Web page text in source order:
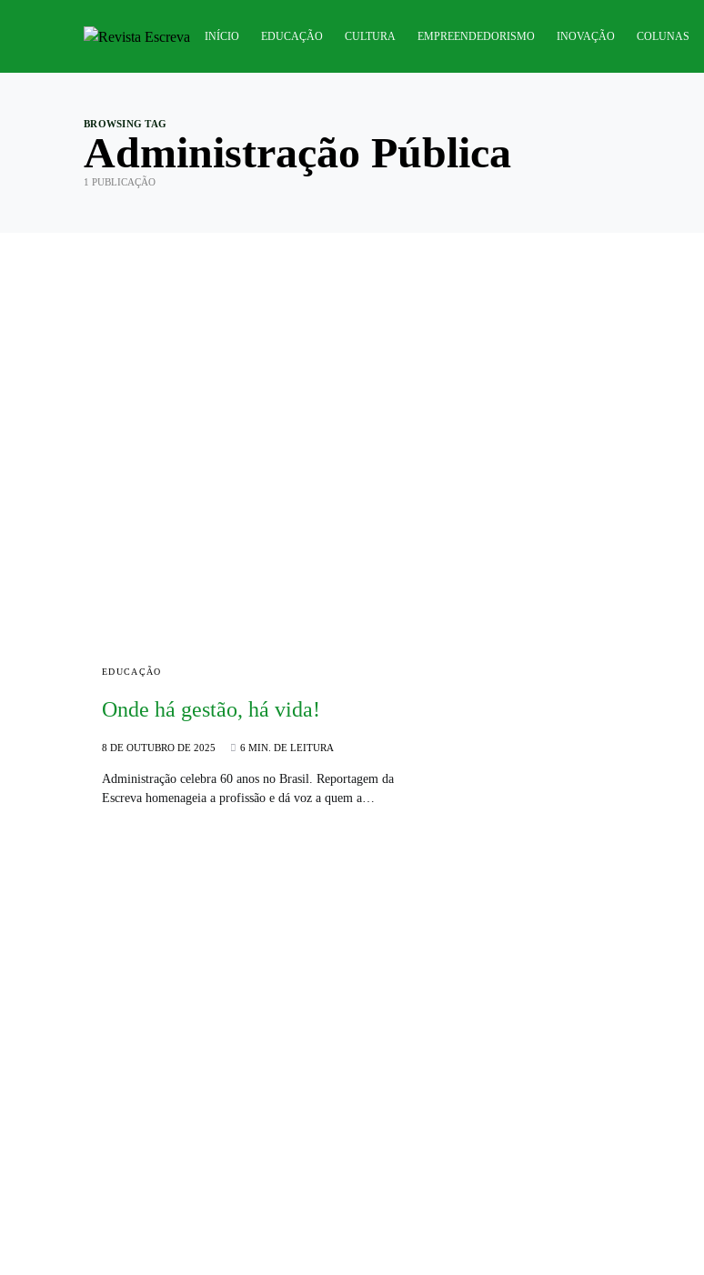
INÍCIO EDUCAÇÃO CULTURA EMPREENDEDORISMO INOVAÇÃO COLUNAS
BROWSING TAG
Administração Pública
1 PUBLICAÇÃO
EDUCAÇÃO
Onde há gestão, há vida!
8 DE OUTUBRO DE 2025 6 MIN. DE LEITURA
Administração celebra 60 anos no Brasil. Reportagem da
Escreva homenageia a profissão e dá voz a quem a…